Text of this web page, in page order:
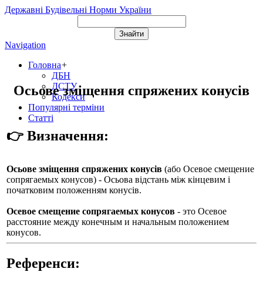
Державні Будівельні Норми України
Navigation
Головна+
ДБН
ДСТУ
Кодекси
Популярні терміни
Статті
Осьове зміщення спряжених конусів
👉 Визначення:
Осьове зміщення спряжених конусів (або Осевое смещение
сопрягаемых конусов) - Осьова відстань між кінцевим і
початковим положенням конусів.
Осевое смещение сопрягаемых конусов - это Осевое
расстояние между конечным и начальным положением
конусов.
Референси: